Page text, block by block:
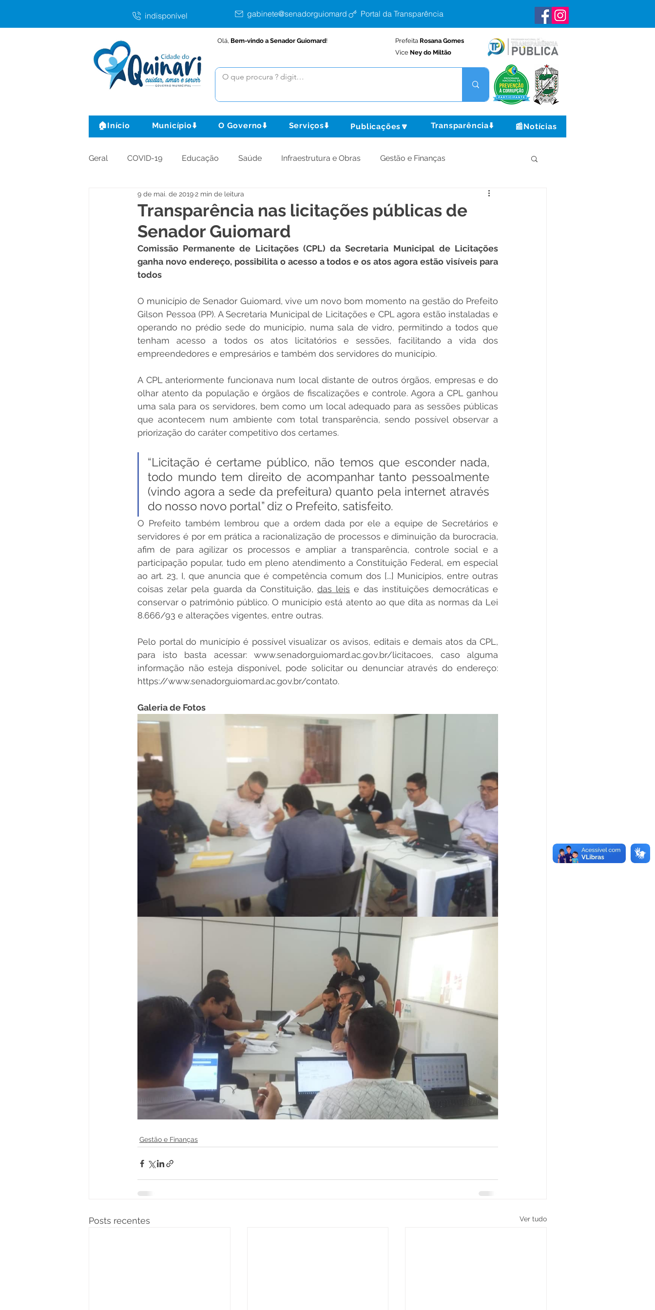
indisponível gabinete@senadorguiomard.ac.gov.brPortal da Transparência
Olá, Bem-vindo a Senador Guiomard! Prefeita Rosana Gomes
Vice Ney do Miltão
🏠Início Município⬇️ O Governo⬇️ Serviços⬇️ Publicações🔽 Transparência⬇️ 📰Notícias
Geral COVID-19 Educação Saúde Infraestrutura e Obras Gestão e Finanças
Agricultura e Produção Comunidade Institucional e Governo
Políticas Públicas Cultura Desporto e Lazer
Vacinômetro
Licitações Esportes Procuradoria Trânsito e Transporte Defesa Civil ExpoQuinari 2025
Saúde e Educação Saúde e Obras ExpoQuinari 2026
Transparência nas licitações públicas de
Senador Guiomard
9 de mai. de 2019 2 min de leitura
Comissão Permanente de Licitações (CPL) da Secretaria Municipal de Licitações
ganha novo endereço, possibilita o acesso a todos e os atos agora estão visíveis para
todos
O município de Senador Guiomard, vive um novo bom momento na gestão do Prefeito
Gilson Pessoa (PP). A Secretaria Municipal de Licitações e CPL agora estão instaladas e
operando no prédio sede do município, numa sala de vidro, permitindo a todos que
tenham acesso a todos os atos licitatórios e sessões, facilitando a vida dos
empreendedores e empresários e também dos servidores do município.
A CPL anteriormente funcionava num local distante de outros órgãos, empresas e do
olhar atento da população e órgãos de fiscalizações e controle. Agora a CPL ganhou
uma sala para os servidores, bem como um local adequado para as sessões públicas
que acontecem num ambiente com total transparência, sendo possível observar a
priorização do caráter competitivo dos certames.
“Licitação é certame público, não temos que esconder nada,
todo mundo tem direito de acompanhar tanto pessoalmente
(vindo agora a sede da prefeitura) quanto pela internet através
do nosso novo portal” diz o Prefeito, satisfeito.
O Prefeito também lembrou que a ordem dada por ele a equipe de Secretários e
servidores é por em prática a racionalização de processos e diminuição da burocracia,
afim de para agilizar os processos e ampliar a transparência, controle social e a
participação popular, tudo em pleno atendimento a Constituição Federal, em especial
ao art. 23, I, que anuncia que é competência comum dos [...] Municípios, entre outras
coisas zelar pela guarda da Constituição, das leis e das instituições democráticas e
conservar o patrimônio público. O município está atento ao que dita as normas da Lei
8.666/93 e alterações vigentes, entre outras.
Pelo portal do município é possível visualizar os avisos, editais e demais atos da CPL,
para isto basta acessar: www.senadorguiomard.ac.gov.br/licitacoes, caso alguma
informação não esteja disponível, pode solicitar ou denunciar através do endereço:
https://www.senadorguiomard.ac.gov.br/contato.
Galeria de Fotos
Gestão e Finanças
Posts recentes Ver tudo